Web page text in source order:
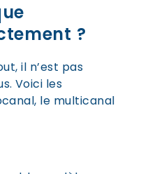
?
il n’est pas
Voici les
le multicanal